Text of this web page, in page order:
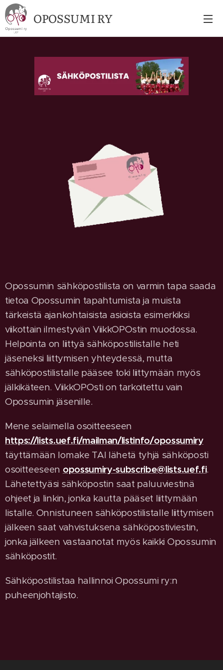
OPOSSUMI RY
Opossumin sähköpostilista on varmin tapa saada
tietoa Opossumin tapahtumista ja muista
tärkeistä ajankohtaisista asioista esimerkiksi
viikottain ilmestyvän ViikkOPOstin muodossa.
Helpointa on liittyä sähköpostilistalle heti
jäseneksi liittymisen yhteydessä, mutta
sähköpostilistalle pääsee toki liittymään myös
jälkikäteen. ViikkOPOsti on tarkoitettu vain
Opossumin jäsenille.
Mene selaimella osoitteeseen
https://lists.uef.fi/mailman/listinfo/opossumiry
täyttämään lomake TAI lähetä tyhjä sähköposti
osoitteeseen opossumiry-subscribe@lists.uef.fi.
Lähetettyäsi sähköpostin saat paluuviestinä
ohjeet ja linkin, jonka kautta pääset liittymään
listalle. Onnistuneen sähköpostilistalle liittymisen
jälkeen saat vahvistuksena sähköpostiviestin,
jonka jälkeen vastaanotat myös kaikki Opossumin
sähköpostit.
Sähköpostilistaa hallinnoi Opossumi ry:n
puheenjohtajisto.